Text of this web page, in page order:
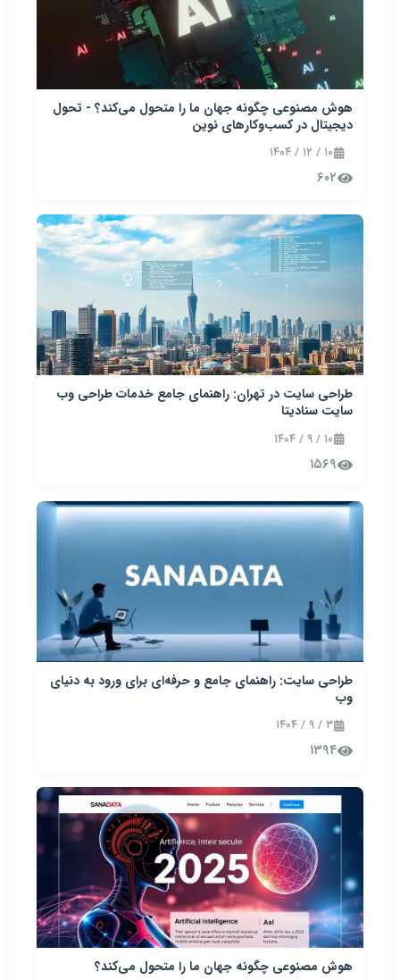
هوش مصنوعی چگونه جهان ما را متحول می‌کند؟ - تحول
دیجیتال در کسب‌وکارهای نوین
۱۰ / ۱۲ / ۱۴۰۴
۶۰۲
طراحی سایت در تهران: راهنمای جامع خدمات طراحی وب
سایت سنادیتا
۱۰ / ۹ / ۱۴۰۴
۱۵۶۹
طراحی سایت: راهنمای جامع و حرفه‌ای برای ورود به دنیای
وب
۳ / ۹ / ۱۴۰۴
۱۳۹۴
هوش مصنوعی چگونه جهان ما را متحول می‌کند؟